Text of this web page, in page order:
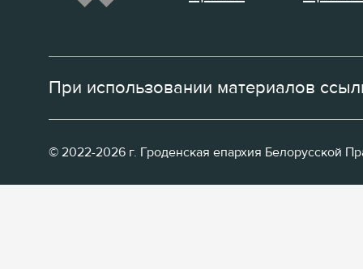
При использовании материалов
© 2022-2026 г. Гроденская епархия Белорусской